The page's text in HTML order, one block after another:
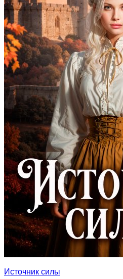
Источник силы